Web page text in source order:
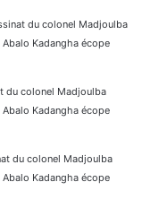
du colonel Madjoulba
Abalo Kadangha écope
du colonel Madjoulba
Abalo Kadangha écope
du colonel Madjoulba
Abalo Kadangha écope